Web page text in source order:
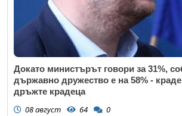
Докато министърът говори за 31%,
държавно дружество е на 58% -
дръжте крадеца
08 август 64 0